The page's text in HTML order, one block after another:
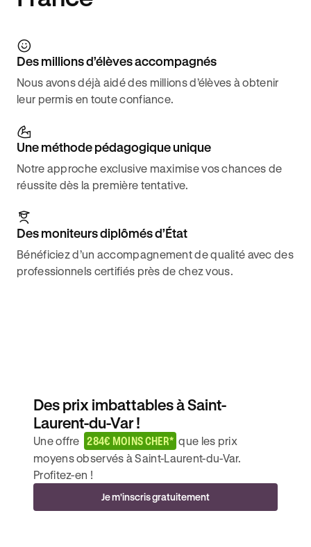
Des millions d’élèves accompagnés
Nous avons déjà aidé des millions d’élèves à obtenir
leur permis en toute confiance.
Une méthode pédagogique unique
Notre approche exclusive maximise vos chances de
réussite dès la première tentative.
Des moniteurs diplômés d’État
Bénéficiez d’un accompagnement de qualité avec des
professionnels certifiés près de chez vous.
Des prix imbattables à Saint-
Laurent-du-Var !
Une offre 284€ MOINS CHER* que les prix
moyens observés à Saint-Laurent-du-Var.
Profitez-en !
Je m'inscris gratuitement